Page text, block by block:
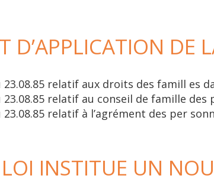
D’APPLICATION
23.08.85 relatif aux droits des famill es
23.08.85 relatif au conseil de famille des
23.08.85 relatif à l’agrément des per
INSTITUE UN